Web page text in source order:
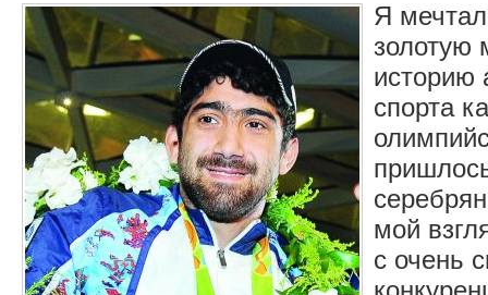
Я
золотую
историю
спорта
мой
с очень